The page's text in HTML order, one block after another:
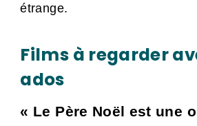
étrange.
Films à regarder
ados
« Le Père Noël est une